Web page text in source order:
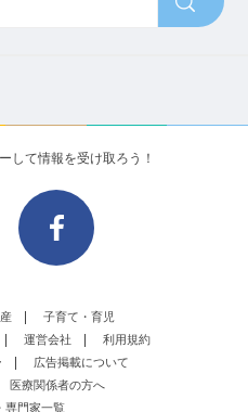
して情報を受け取ろう！
子育て・育児
運営会社
利用規約
広告掲載について
医療関係者の方へ
専門家一覧